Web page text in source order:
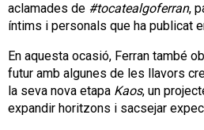
aclamades de #tocatealgoferran,
íntims i personals que ha publicat
En aquesta ocasió, Ferran també
futur amb algunes de les llavors
la seva nova etapa Kaos, un
expandir horitzons i sacsejar